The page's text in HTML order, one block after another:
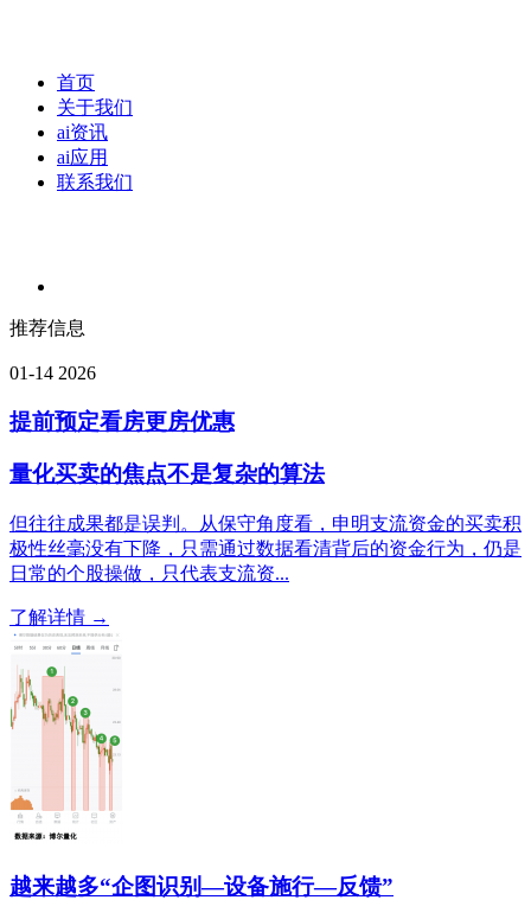
首页
关于我们
ai资讯
ai应用
联系我们
推荐信息
01-14 2026
提前预定看房更房优惠
量化买卖的焦点不是复杂的算法
但往往成果都是误判。从保守角度看，申明支流资金的买卖积
极性丝毫没有下降，只需通过数据看清背后的资金行为，仍是
日常的个股操做，只代表支流资...
了解详情 →
越来越多“企图识别—设备施行—反馈”